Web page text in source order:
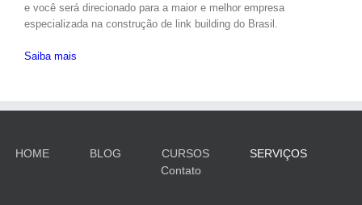
e você será direcionado para a maior e melhor empresa
especializada na construção de link building do Brasil.
Saiba mais
HOME BLOG CURSOS
SERVIÇOS
Contato